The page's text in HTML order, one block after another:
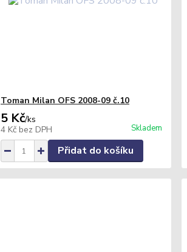
Toman Milan OFS 2008-09 č.10
5 Kč/ks
4 Kč bez DPH Skladem
Přidat do košíku